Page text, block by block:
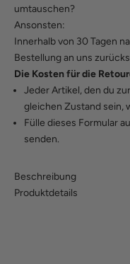
umtauschen?
Ansonsten:
Innerhalb von 30 Tagen
Bestellung an uns
Die Kosten für die
Jeder Artikel, den du
gleichen Zustand sein,
Fülle dieses Formular
senden.
Beschreibung
Produktdetails